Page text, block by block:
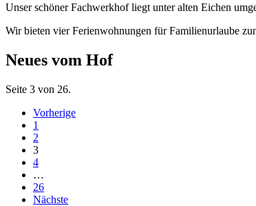
Unser schöner Fachwerkhof liegt unter alten Eichen
Wir bieten vier Ferienwohnungen für Familienurlaube
Neues vom Hof
Seite 3 von 26.
Vorherige
1
2
3
4
…
26
Nächste